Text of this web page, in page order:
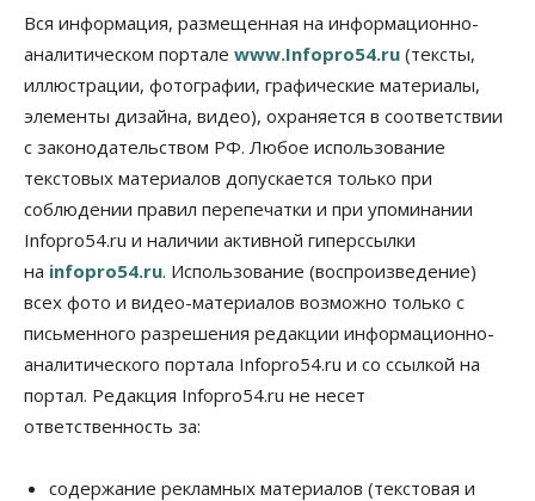
Вся информация, размещенная на информационно-
аналитическом портале www.Infopro54.ru (тексты,
иллюстрации, фотографии, графические материалы,
элементы дизайна, видео), охраняется в соответствии
с законодательством РФ. Любое использование
текстовых материалов допускается только при
соблюдении правил перепечатки и при упоминании
Infopro54.ru и наличии активной гиперссылки
на infopro54.ru. Использование (воспроизведение)
всех фото и видео-материалов возможно только с
письменного разрешения редакции информационно-
аналитического портала Infopro54.ru и со ссылкой на
портал. Редакция Infopro54.ru не несет
ответственность за:
содержание рекламных материалов (текстовая и